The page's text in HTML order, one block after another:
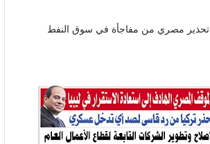
تحذير مصري من مفاجأة في سوق النفط